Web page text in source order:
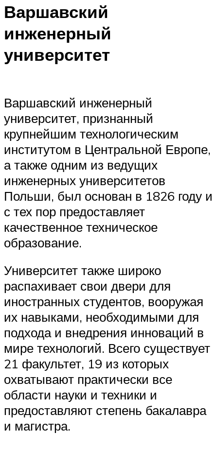
Варшавский
инженерный
университет
Варшавский инженерный
университет, признанный
крупнейшим технологическим
институтом в Центральной Европе,
а также одним из ведущих
инженерных университетов
Польши, был основан в 1826 году и
с тех пор предоставляет
качественное техническое
образование.
Университет также широко
распахивает свои двери для
иностранных студентов, вооружая
их навыками, необходимыми для
подхода и внедрения инноваций в
мире технологий. Всего существует
21 факультет, 19 из которых
охватывают практически все
области науки и техники и
предоставляют степень бакалавра
и магистра.